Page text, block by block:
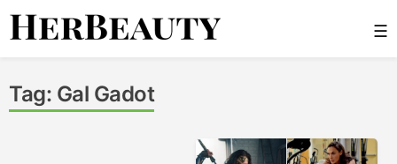
Skip
☰
Tag: Gal Gadot